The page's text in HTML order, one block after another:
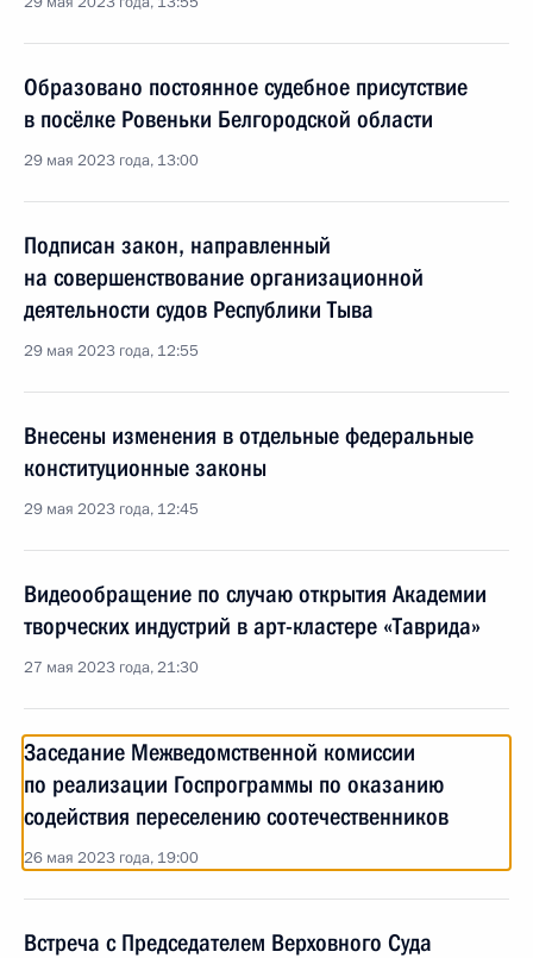
Образовано постоянное судебное присутствие
в посёлке Ровеньки Белгородской области
29 мая 2023 года, 13:00
Подписан закон, направленный
на совершенствование организационной
деятельности судов Республики Тыва
29 мая 2023 года, 12:55
Внесены изменения в отдельные федеральные
конституционные законы
29 мая 2023 года, 12:45
Видеообращение по случаю открытия Академии
творческих индустрий в арт-кластере «Таврида»
27 мая 2023 года, 21:30
Заседание Межведомственной комиссии
по реализации Госпрограммы по оказанию
содействия переселению соотечественников
26 мая 2023 года, 19:00
Встреча с Председателем Верховного Суда